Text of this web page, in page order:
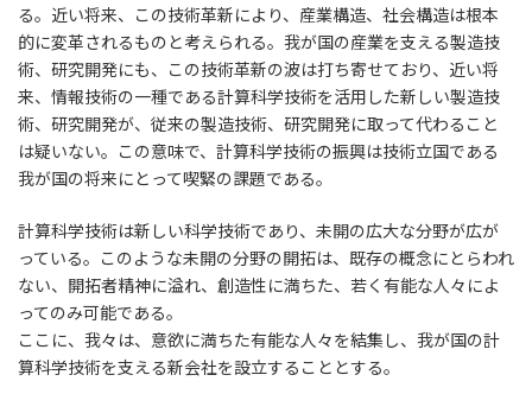
る。近い将来、この技術革新により、産業構造、社会構造は根本
的に変革されるものと考えられる。我が国の産業を支える製造技
術、研究開発にも、この技術革新の波は打ち寄せており、近い将
来、情報技術の一種である計算科学技術を活用した新しい製造技
術、研究開発が、従来の製造技術、研究開発に取って代わること
は疑いない。この意味で、計算科学技術の振興は技術立国である
我が国の将来にとって喫緊の課題である。
計算科学技術は新しい科学技術であり、未開の広大な分野が広が
っている。このような未開の分野の開拓は、既存の概念にとらわれ
ない、開拓者精神に溢れ、創造性に満ちた、若く有能な人々によ
ってのみ可能である。
ここに、我々は、意欲に満ちた有能な人々を結集し、我が国の計
算科学技術を支える新会社を設立することとする。